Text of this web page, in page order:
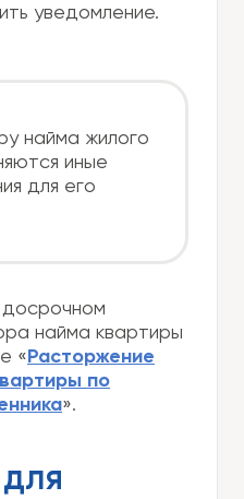
уведомление.
найма жилого
иные
для его
найма квартиры
« Расторжение
по
».